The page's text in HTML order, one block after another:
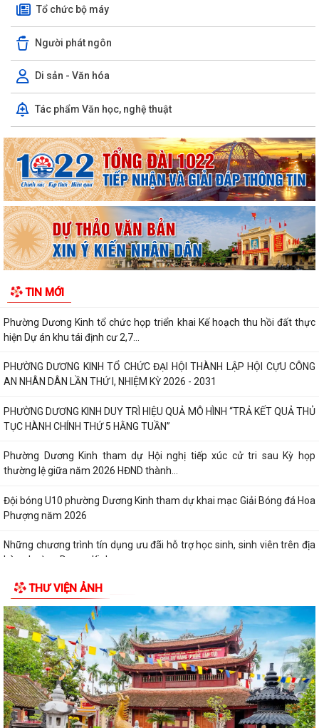
Tổ chức bộ máy
Người phát ngôn
Di sản - Văn hóa
Tác phẩm Văn học, nghệ thuật
TIN MỚI
Danh mục các dự án, công trình được đề xuất phải thu hồi đất trình Hội
đồng nhân dân thành phố tại...
Phường Dương Kinh hỗ trợ người dân cài đặt eTax Mobile, nộp thuế sử
dụng đất phi nông nghiệp
Trường Mầm non Hòa Nghĩa đón Đoàn đánh giá ngoài khảo sát chính
thức phục vụ kiểm định chất lượng...
PHƯỜNG DƯƠNG KINH TRIỂN KHAI CHIẾN DỊCH 100 NGÀY THỰC HIỆN
CÁC NHIỆM VỤ VỀ CHUYỂN ĐỔI SỐ TRONG CÔNG...
TÁC ĐẢNG CHO CẤP UỶ CƠ SỞ NĂM 2026
Phường Dương Kinh tổ chức họp triển khai Kế hoạch thu hồi đất thực
hiện Dự án khu tái định cư 2,7...
PHƯỜNG DƯƠNG KINH TỔ CHỨC ĐẠI HỘI THÀNH LẬP HỘI CỰU CÔNG
AN NHÂN DÂN LẦN THỨ I, NHIỆM KỲ 2026 - 2031
PHƯỜNG DƯƠNG KINH DUY TRÌ HIỆU QUẢ MÔ HÌNH “TRẢ KẾT QUẢ THỦ
TỤC HÀNH CHÍNH THỨ 5 HẰNG TUẦN”
Phường Dương Kinh tham dự Hội nghị tiếp xúc cử tri sau Kỳ họp
thường lệ giữa năm 2026 HĐND thành...
Đội bóng U10 phường Dương Kinh tham dự khai mạc Giải Bóng đá Hoa
Phượng năm 2026
Những chương trình tín dụng ưu đãi hỗ trợ học sinh, sinh viên trên địa
bàn phường Dương Kinh
Phường Dương Kinh thống nhất công tác chuẩn bị Kỳ họp thứ 5 (Kỳ
họp chuyên đề năm 2026) HĐND phường...
Công đoàn phường Dương Kinh công bố quyết định kết nạp đoàn viên,
thành lập 05 công đoàn cơ sở mới
Lãnh đạo phường Dương Kinh kiểm tra công tác điều tra, khảo sát, đo
đạc, kiểm đếm phục vụ Dự án...
Ban Kinh tế - Ngân sách HĐND phường Dương Kinh khảo sát các dự án
THƯ VIỆN ẢNH